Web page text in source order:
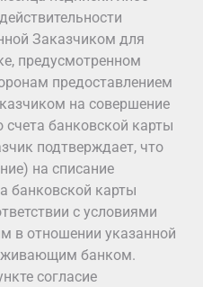
Заказчиком для
предусмотренном
предоставлением
на совершение
счета банковской карты
подтверждает, что
на списание
банковской карты
с условиями
в отношении указанной
банком.
согласие